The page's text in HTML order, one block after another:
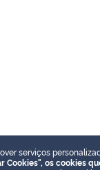
serviços
os cookies